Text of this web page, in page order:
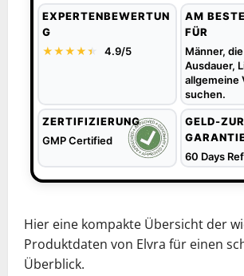
EXPERTENBEWERTUN
G
★★★★★
★ 4.9/5
AM
FÜR
Männer,
Ausdauer,
allgemeine
suchen.
ZERTIFIZIERUNG
GMP Certified
GELD-
60 Days
Hier eine kompakte Übersicht der
Produktdaten von Elvra für einen
Überblick.